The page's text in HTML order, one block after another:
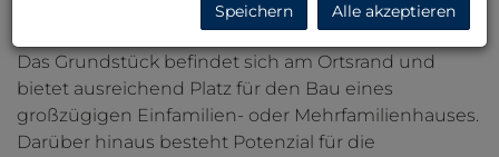
Das Grundstück befindet sich am Ortsrand und
bietet ausreichend Platz für den Bau eines
großzügigen Einfamilien- oder Mehrfamilienhauses.
Darüber hinaus besteht Potenzial für die
Speichern Alle akzeptieren